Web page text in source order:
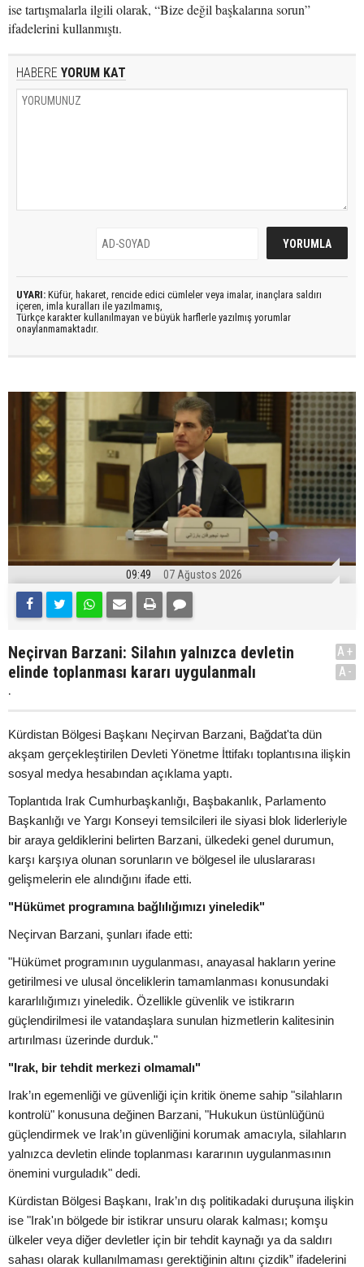
ise tartışmalarla ilgili olarak, “Bize değil başkalarına sorun”
ifadelerini kullanmıştı.
HABERE YORUM KAT
UYARI: Küfür, hakaret, rencide edici cümleler veya imalar, inançlara saldırı
içeren, imla kuralları ile yazılmamış,
Türkçe karakter kullanılmayan ve büyük harflerle yazılmış yorumlar
onaylanmamaktadır.
09:49 07 Ağustos 2026
Neçirvan Barzani: Silahın yalnızca devletin
elinde toplanması kararı uygulanmalı
.
A+
A-
Kürdistan Bölgesi Başkanı Neçirvan Barzani, Bağdat'ta dün
akşam gerçekleştirilen Devleti Yönetme İttifakı toplantısına ilişkin
sosyal medya hesabından açıklama yaptı.
Toplantıda Irak Cumhurbaşkanlığı, Başbakanlık, Parlamento
Başkanlığı ve Yargı Konseyi temsilcileri ile siyasi blok liderleriyle
bir araya geldiklerini belirten Barzani, ülkedeki genel durumun,
karşı karşıya olunan sorunların ve bölgesel ile uluslararası
gelişmelerin ele alındığını ifade etti.
"Hükümet programına bağlılığımızı yineledik"
Neçirvan Barzani, şunları ifade etti:
"Hükümet programının uygulanması, anayasal hakların yerine
getirilmesi ve ulusal önceliklerin tamamlanması konusundaki
kararlılığımızı yineledik. Özellikle güvenlik ve istikrarın
güçlendirilmesi ile vatandaşlara sunulan hizmetlerin kalitesinin
artırılması üzerinde durduk."
"Irak, bir tehdit merkezi olmamalı"
Irak’ın egemenliği ve güvenliği için kritik öneme sahip "silahların
kontrolü" konusuna değinen Barzani, "Hukukun üstünlüğünü
güçlendirmek ve Irak’ın güvenliğini korumak amacıyla, silahların
yalnızca devletin elinde toplanması kararının uygulanmasının
önemini vurguladık" dedi.
Kürdistan Bölgesi Başkanı, Irak’ın dış politikadaki duruşuna ilişkin
ise "Irak'ın bölgede bir istikrar unsuru olarak kalması; komşu
ülkeler veya diğer devletler için bir tehdit kaynağı ya da saldırı
sahası olarak kullanılmaması gerektiğinin altını çizdik” ifadelerini